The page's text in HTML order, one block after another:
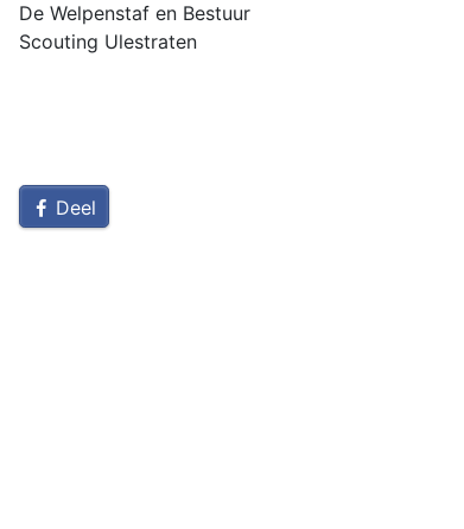
De Welpenstaf en Bestuur
Scouting Ulestraten
Deel